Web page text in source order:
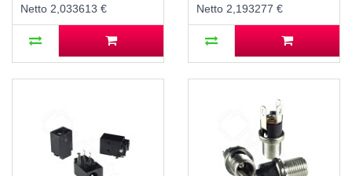
Netto 2,033613 €
Netto 2,193277 €